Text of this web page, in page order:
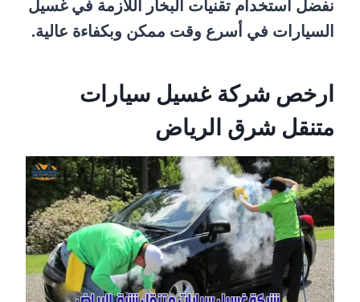
نفضل استخدام تقنيات البخار اللازمة في غسيل
السيارات في أسرع وقت ممكن وبكفاءة عالية.
ارخص شركة غسيل سيارات
متنقل شرق الرياض